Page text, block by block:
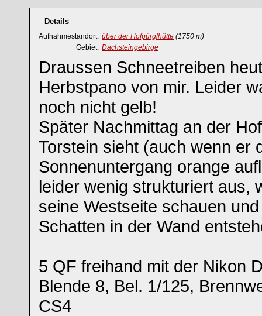
Details
Aufnahmestandort: über der Hofpürglhütte (1750 m)
Gebiet: Dachsteingebirge
Draussen Schneetreiben
Herbstpano von mir. Leider
noch nicht gelb!
Später Nachmittag an der
Torstein sieht (auch wenn er
Sonnenuntergang orange
leider wenig strukturiert aus,
seine Westseite schauen
Schatten in der Wand
5 QF freihand mit der Nikon
Blende 8, Bel. 1/125,
CS4